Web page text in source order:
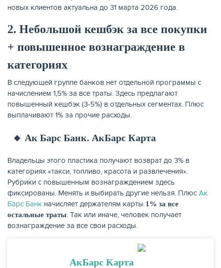
новых клиентов актуальна до 31 марта 2026 года.
2. Небольшой кешбэк за все покупки
+ повышенное вознаграждение в
категориях
В следующей группе банков нет отдельной программы с
начислением 1,5% за все траты. Здесь предлагают
повышенный кешбэк (3-5%) в отдельных сегментах. Плюс
выплачивают 1% за прочие расходы.
🔸 Ак Барс Банк. АкБарс Карта
Владельцы этого пластика получают возврат до 3% в
категориях «такси, топливо, красота и развлечения».
Рубрики с повышенным вознаграждением здесь
фиксированы. Менять и выбирать другие нельзя. Плюс Ак
Барс Банк начисляет держателям карты 1% за все
остальные траты. Так или иначе, человек получает
вознаграждение за все свои расходы.
АкБарс Карта